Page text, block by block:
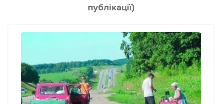
публікації)